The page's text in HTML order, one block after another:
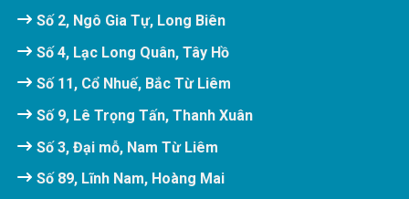
Số 2, Ngô Gia Tự, Long Biên
Số 4, Lạc Long Quân, Tây Hồ
Số 11, Cổ Nhuế, Bắc Từ Liêm
Số 9, Lê Trọng Tấn, Thanh Xuân
Số 3, Đại mỗ, Nam Từ Liêm
Số 89, Lĩnh Nam, Hoàng Mai